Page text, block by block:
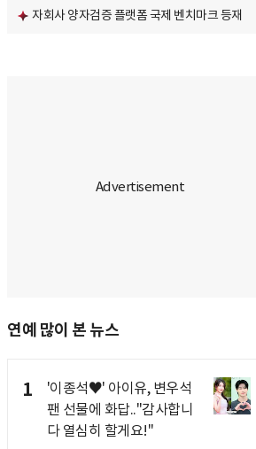
자회사 양자검증 플랫폼 국제 벤치마크 등재
연예 많이 본 뉴스
1
'이종석♥' 아이유, 변우석
팬 선물에 화답.."감사합니
다 열심히 할게요!"